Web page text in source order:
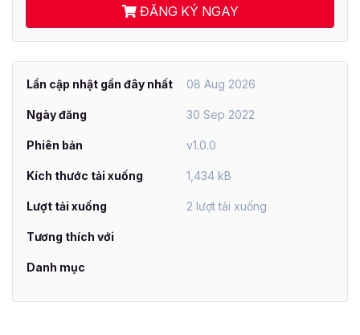
ĐĂNG KÝ NGAY
Lần cập nhật gần đây nhất 08 Aug 2026
Ngày đăng 30 Sep 2022
Phiên bản v1.0.0
Kích thước tải xuống 1,434 kB
Lượt tải xuống 2 lượt tải xuống
Tương thích với
Danh mục